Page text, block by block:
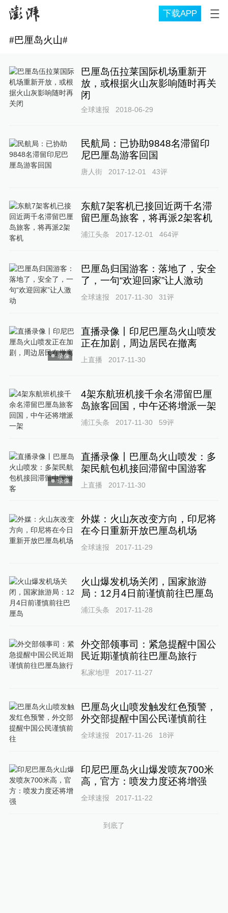
下载APP
#巴厘岛火山#
巴厘岛伍拉莱国际机场重新开
放，或根据火山灰影响随时再关
闭
全球速报 2018-06-29
民航局：已协助9848名滞留印
尼巴厘岛游客回国
唐人街 2017-12-01 43评
东航7架客机已接回近两千名滞
留巴厘岛旅客，将再派2架客机
浦江头条 2017-12-01 464评
巴厘岛归国游客：落地了，安全
了，一句“欢迎回家”让人激动
全球速报 2017-11-30 31评
录像
直播录像丨印尼巴厘岛火山喷发
正在加剧，周边居民在撤离
上直播 2017-11-30
4架东航班机接千余名滞留巴厘
岛旅客回国，中午还将增派一架
浦江头条 2017-11-30 59评
录像
直播录像丨巴厘岛火山喷发：多
架民航包机接回滞留中国游客
上直播 2017-11-30
外媒：火山灰改变方向，印尼将
在今日重新开放巴厘岛机场
全球速报 2017-11-29
火山爆发机场关闭，国家旅游
局：12月4日前谨慎前往巴厘岛
浦江头条 2017-11-28
外交部领事司：紧急提醒中国公
民近期谨慎前往巴厘岛旅行
私家地理 2017-11-27
巴厘岛火山喷发触发红色预警，
外交部提醒中国公民谨慎前往
全球速报 2017-11-26 18评
印尼巴厘岛火山爆发喷灰700米
高，官方：喷发力度还将增强
全球速报 2017-11-22
到底了